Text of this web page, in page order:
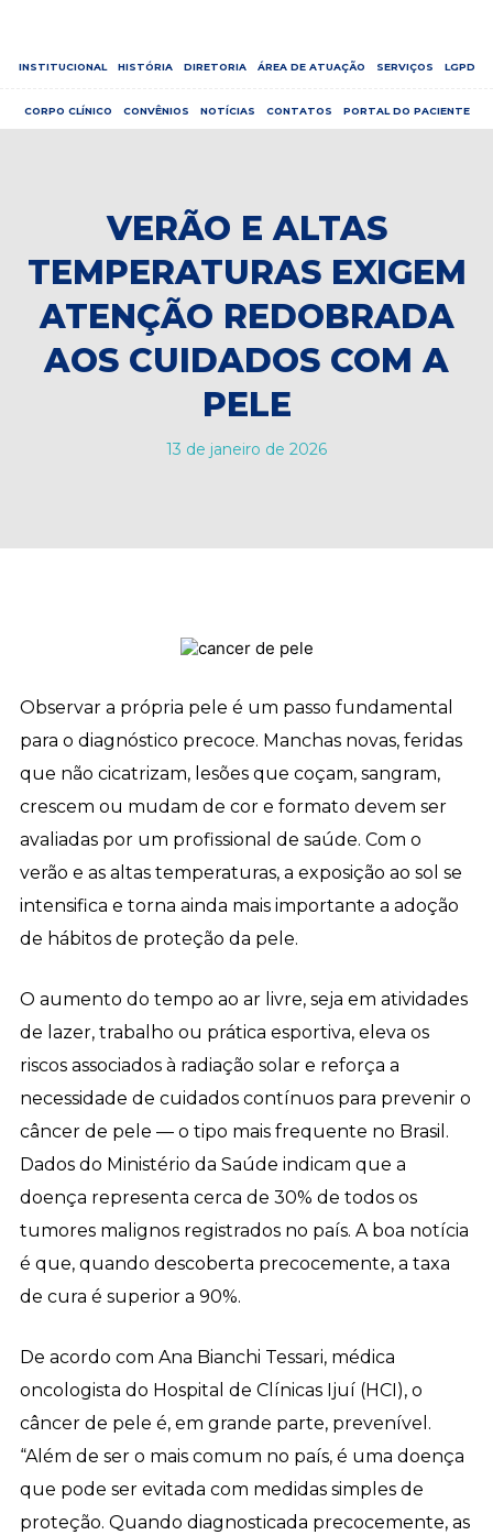
INSTITUCIONAL HISTÓRIA DIRETORIA ÁREA DE ATUAÇÃO SERVIÇOS LGPD
CORPO CLÍNICO CONVÊNIOS NOTÍCIAS CONTATOS PORTAL DO PACIENTE
VERÃO E ALTAS
TEMPERATURAS EXIGEM
ATENÇÃO REDOBRADA
AOS CUIDADOS COM A
PELE
13 de janeiro de 2026
Observar a própria pele é um passo fundamental
para o diagnóstico precoce. Manchas novas, feridas
que não cicatrizam, lesões que coçam, sangram,
crescem ou mudam de cor e formato devem ser
avaliadas por um profissional de saúde. Com o
verão e as altas temperaturas, a exposição ao sol se
intensifica e torna ainda mais importante a adoção
de hábitos de proteção da pele.
O aumento do tempo ao ar livre, seja em atividades
de lazer, trabalho ou prática esportiva, eleva os
riscos associados à radiação solar e reforça a
necessidade de cuidados contínuos para prevenir o
câncer de pele — o tipo mais frequente no Brasil.
Dados do Ministério da Saúde indicam que a
doença representa cerca de 30% de todos os
tumores malignos registrados no país. A boa notícia
é que, quando descoberta precocemente, a taxa
de cura é superior a 90%.
De acordo com Ana Bianchi Tessari, médica
oncologista do Hospital de Clínicas Ijuí (HCI), o
câncer de pele é, em grande parte, prevenível.
“Além de ser o mais comum no país, é uma doença
que pode ser evitada com medidas simples de
proteção. Quando diagnosticada precocemente, as